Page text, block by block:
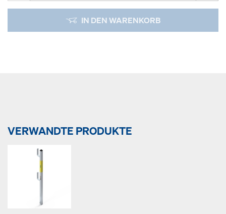
IN DEN WARENKORB
VERWANDTE PRODUKTE